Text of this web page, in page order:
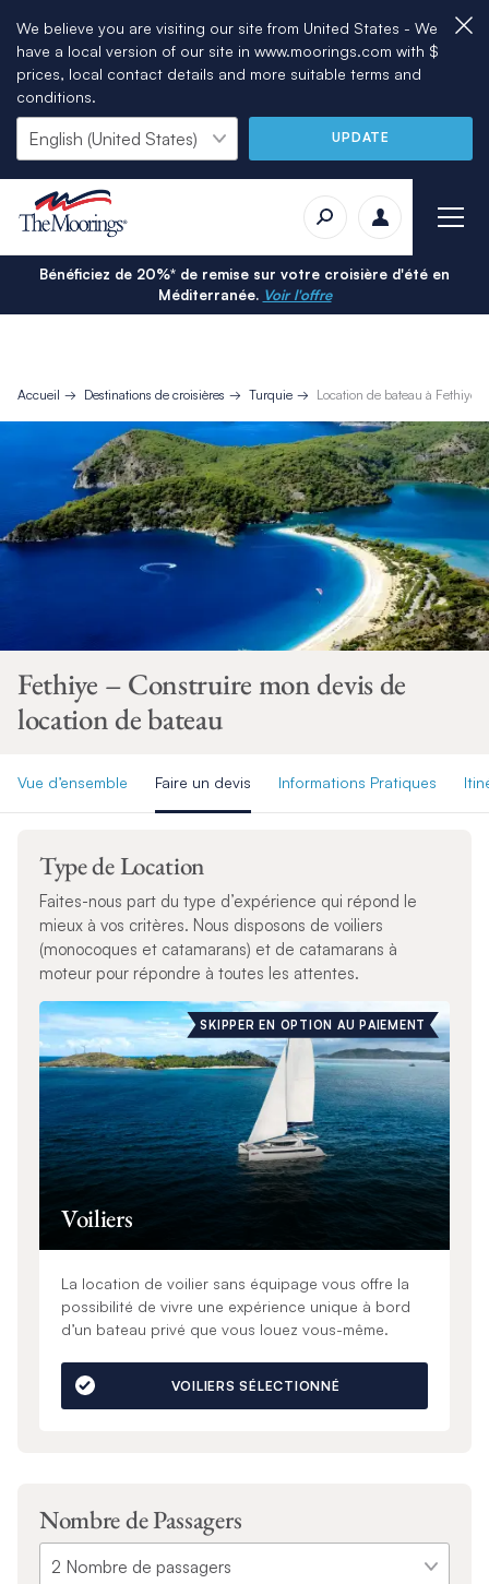
We believe you are visiting our site from United States - We
have a local version of our site in www.moorings.com with $
prices, local contact details and more suitable terms and
conditions.
UPDATE
Bénéficiez de 20%* de remise sur votre croisière d'été en
Méditerranée. Voir l'offre
Accueil Destinations de croisières Turquie Location de bateau à Fethiye
Fethiye – Construire mon devis de
location de bateau
Vue d’ensemble Faire un devis Informations Pratiques
Type de Location
Faites-nous part du type d’expérience qui répond le
mieux à vos critères. Nous disposons de voiliers
(monocoques et catamarans) et de catamarans à
moteur pour répondre à toutes les attentes.
SKIPPER EN OPTION AU PAIEMENT
Voiliers
La location de voilier sans équipage vous offre la
possibilité de vivre une expérience unique à bord
d’un bateau privé que vous louez vous-même.
VOILIERS SÉLECTIONNÉ
Nombre de Passagers